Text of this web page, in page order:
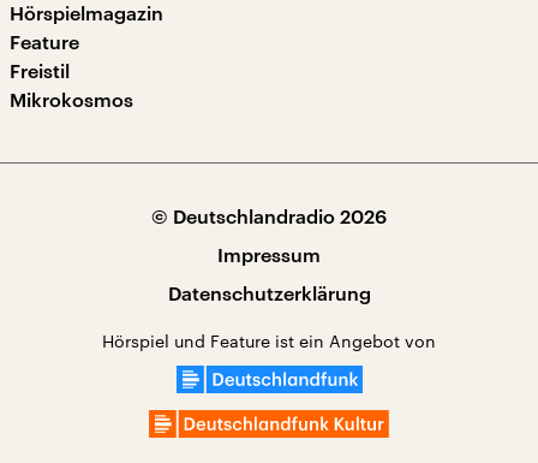
Hörspielmagazin
Feature
Freistil
Mikrokosmos
© Deutschlandradio 2026
Impressum
Datenschutzerklärung
Hörspiel und Feature ist ein Angebot von